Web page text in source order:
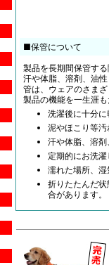
■保管について
製品を長期間保管す
汗や体脂、溶剤、油
管は、ウェアのさまざ
製品の機能を一生涯
洗濯後に十分に
泥やほこり等
汗や体脂、溶
定期的にお洗濯
濡れた場所、湿
折りたたんだ
合があります。